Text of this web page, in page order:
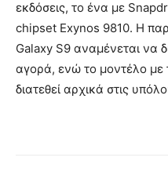
εκδόσεις, το ένα με
chipset Exynos 9810. Η
Galaxy S9 αναμένεται να
αγορά, ενώ το μοντέλο με
διατεθεί αρχικά στις